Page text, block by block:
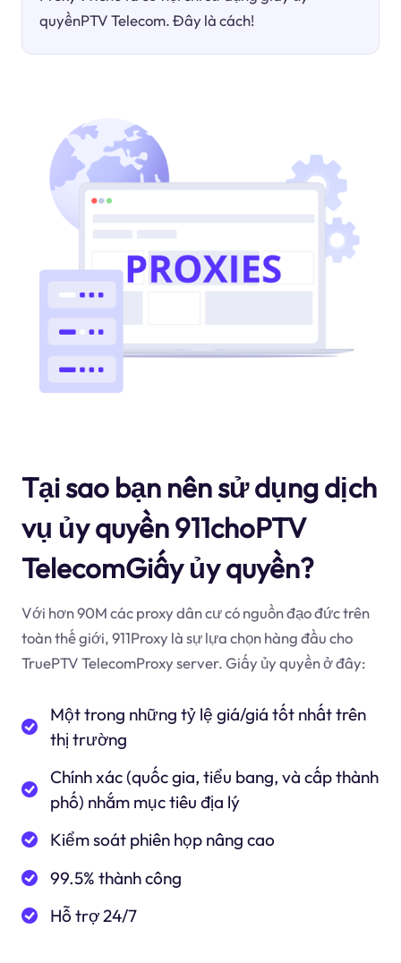
quyềnPTV Telecom. Đây là cách!
Tại sao bạn nên sử dụng dịch
vụ ủy quyền 911choPTV
TelecomGiấy ủy quyền?
Với hơn 90M các proxy dân cư có nguồn đạo đức trên
toàn thế giới, 911Proxy là sự lựa chọn hàng đầu cho
TruePTV TelecomProxy server. Giấy ủy quyền ở đây:
Một trong những tỷ lệ giá/giá tốt nhất trên
thị trường
Chính xác (quốc gia, tiểu bang, và cấp thành
phố) nhắm mục tiêu địa lý
Kiểm soát phiên họp nâng cao
99.5% thành công
Hỗ trợ 24/7